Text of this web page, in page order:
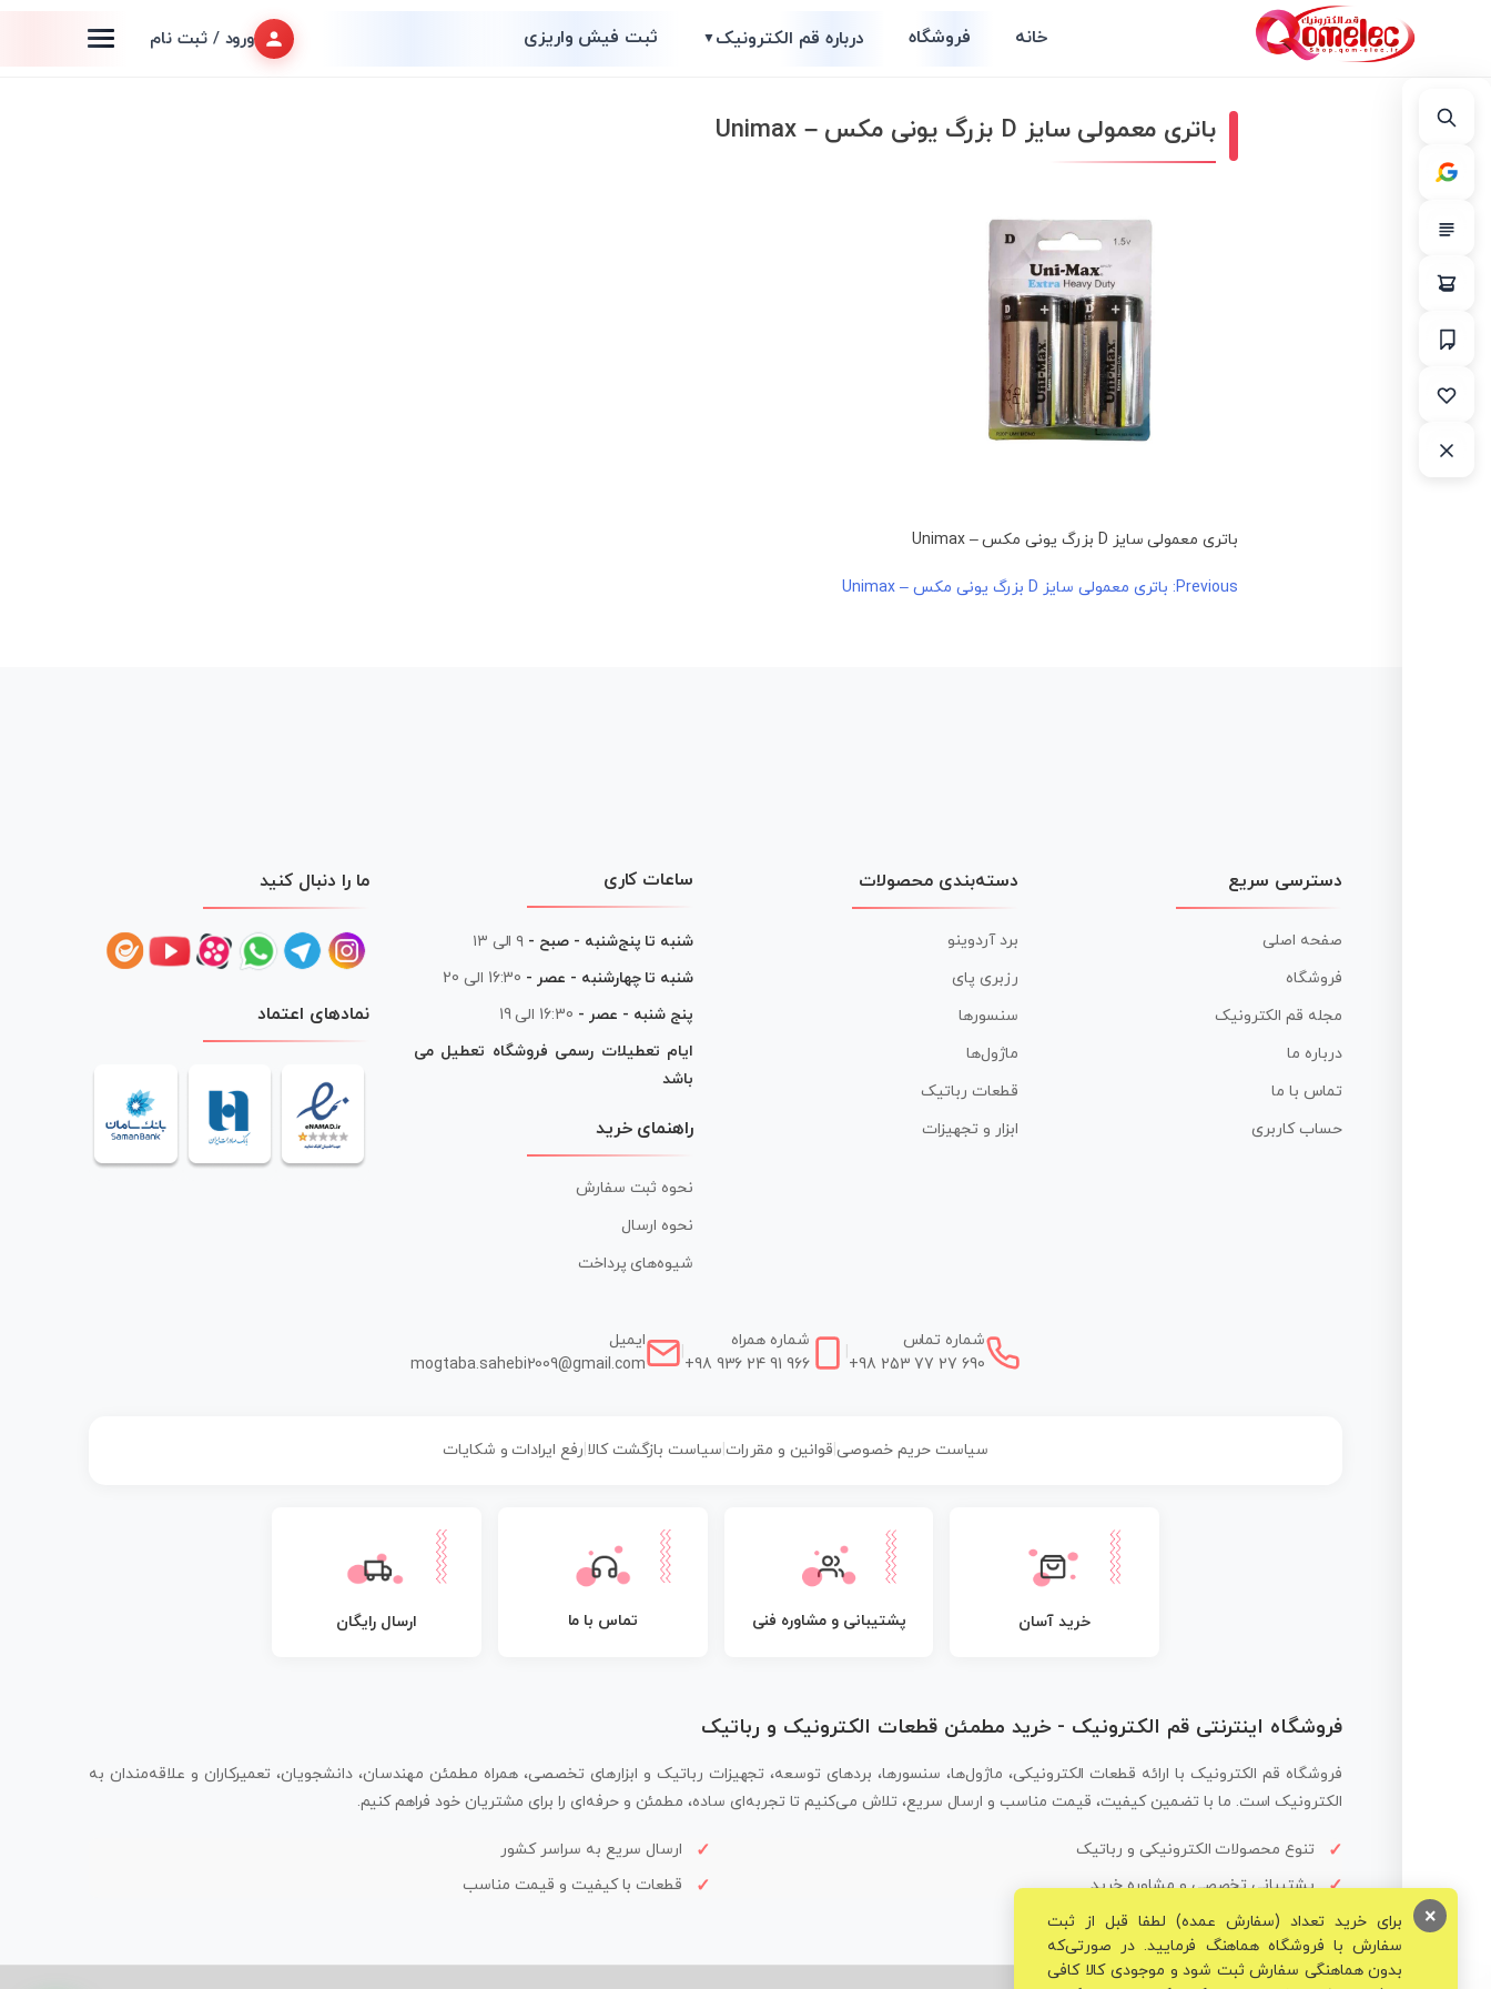
خانه فروشگاه درباره قم الکترونیک▼ ثبت فیش واریزی ورود / ثبت نام
باتری معمولی سایز D بزرگ یونی مکس – Unimax
باتری معمولی سایز D بزرگ یونی مکس – Unimax
راهبری
Previous: باتری معمولی سایز D بزرگ یونی مکس – Unimax
دسترسی سریع
صفحه اصلی
فروشگاه
مجله قم الکترونیک
درباره ما
تماس با ما
حساب کاربری
دسته‌بندی محصولات
برد آردوینو
رزبری پای
سنسورها
ماژول‌ها
قطعات رباتیک
ابزار و تجهیزات
ساعات کاری
شنبه تا پنج‌شنبه - صبح - ۹ الی ۱۳
شنبه تا چهارشنبه - عصر - 16:30 الی 20
پنج شنبه - عصر - 16:30 الی 19
ایام تعطیلات رسمی فروشگاه تعطیل می
باشد
راهنمای خرید
نحوه ثبت سفارش
نحوه ارسال
شیوه‌های پرداخت
ما را دنبال کنید
نمادهای اعتماد
شماره تماس
+98 253 77 27 690
شماره همراه
+98 936 24 91 966
ایمیل
mogtaba.sahebi2009@gmail.com
سیاست حریم خصوصی| قوانین و مقررات سیاست بازگشت کالا رفع ایرادات و شکایات
خرید آسان پشتیبانی و مشاوره فنی تماس با ما ارسال رایگان
فروشگاه اینترنتی قم الکترونیک - خرید مطمئن قطعات الکترونیک و رباتیک
فروشگاه قم الکترونیک با ارائه قطعات الکترونیکی، ماژول‌ها، سنسورها، بردهای توسعه، تجهیزات رباتیک و ابزارهای تخصصی، همراه مطمئن مهندسان، دانشجویان، تعمیرکاران و علاقه‌مندان به
الکترونیک است. ما با تضمین کیفیت، قیمت مناسب و ارسال سریع، تلاش می‌کنیم تا تجربه‌ای ساده، مطمئن و حرفه‌ای را برای مشتریان خود فراهم کنیم.
تنوع محصولات الکترونیکی و رباتیک
ارسال سریع به سراسر کشور
پشتیبانی تخصصی و مشاوره خرید
قطعات با کیفیت و قیمت مناسب
برای خرید تعداد (سفارش عمده) لطفا قبل از ثبت
سفارش با فروشگاه هماهنگ فرمایید. در صورتی‌که
بدون هماهنگی سفارش ثبت شود و موجودی کالا کافی
×